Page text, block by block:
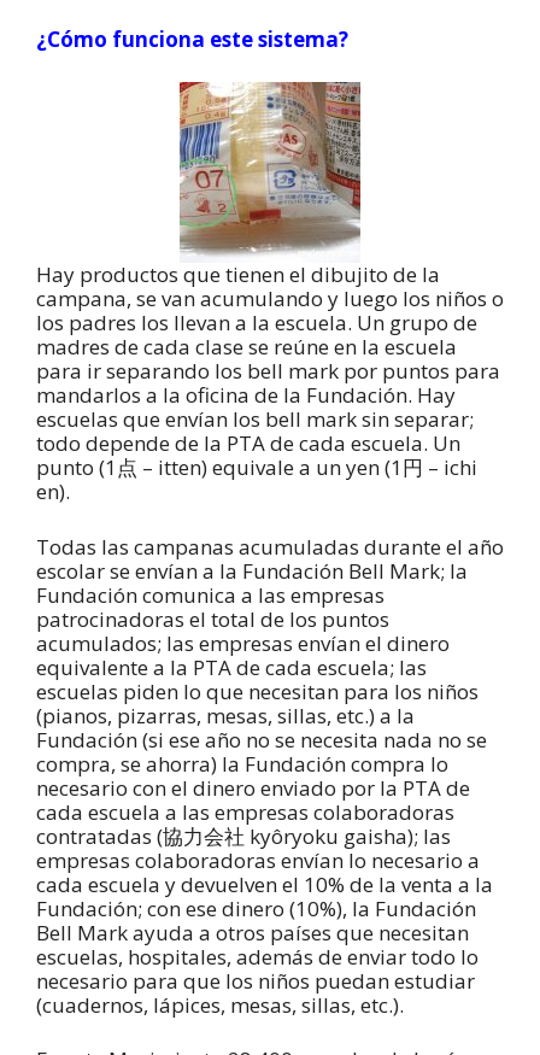
¿Cómo funciona este sistema?
Hay productos que tienen el dibujito de la
campana, se van acumulando y luego los niños o
los padres los llevan a la escuela. Un grupo de
madres de cada clase se reúne en la escuela
para ir separando los bell mark por puntos para
mandarlos a la oficina de la Fundación. Hay
escuelas que envían los bell mark sin separar;
todo depende de la PTA de cada escuela. Un
punto (1点 – itten) equivale a un yen (1円 – ichi
en).
Todas las campanas acumuladas durante el año
escolar se envían a la Fundación Bell Mark; la
Fundación comunica a las empresas
patrocinadoras el total de los puntos
acumulados; las empresas envían el dinero
equivalente a la PTA de cada escuela; las
escuelas piden lo que necesitan para los niños
(pianos, pizarras, mesas, sillas, etc.) a la
Fundación (si ese año no se necesita nada no se
compra, se ahorra) la Fundación compra lo
necesario con el dinero enviado por la PTA de
cada escuela a las empresas colaboradoras
contratadas (協力会社 kyôryoku gaisha); las
empresas colaboradoras envían lo necesario a
cada escuela y devuelven el 10% de la venta a la
Fundación; con ese dinero (10%), la Fundación
Bell Mark ayuda a otros países que necesitan
escuelas, hospitales, además de enviar todo lo
necesario para que los niños puedan estudiar
(cuadernos, lápices, mesas, sillas, etc.).